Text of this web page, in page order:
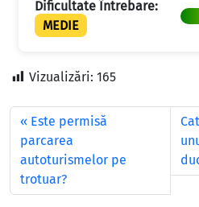
Dificultate Întrebare:
MEDIE
Vizualizări: 165
Este permisă
parcarea
autoturismelor pe
trotuar?